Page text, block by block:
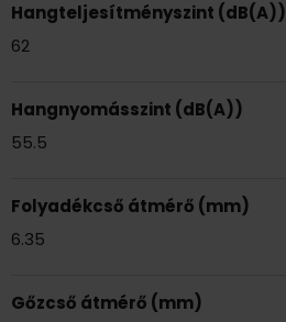
Hangteljesítményszint (dB(A))
62
Hangnyomásszint (dB(A))
55.5
Folyadékcső átmérő (mm)
6.35
Gőzcső átmérő (mm)